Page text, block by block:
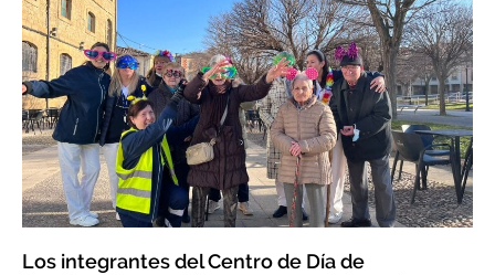
Los integrantes del Centro de Día de